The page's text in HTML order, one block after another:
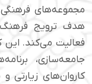
هدف ترویج
فعالیت می‌کند. این
جامعه‌سازی،
کاروان‌های زیارتی